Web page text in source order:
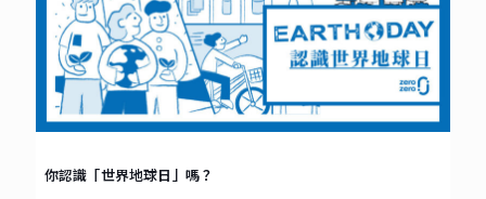
你認識「世界地球日」嗎？